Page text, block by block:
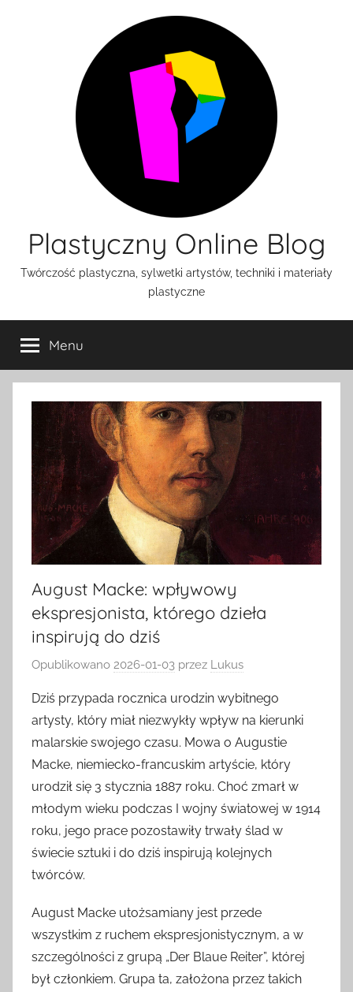
Plastyczny Online Blog
Twórczość plastyczna, sylwetki artystów, techniki i materiały
plastyczne
Menu
August Macke: wpływowy
ekspresjonista, którego dzieła
inspirują do dziś
Opublikowano 2026-01-03 przez Lukus
Dziś przypada rocznica urodzin wybitnego
artysty, który miał niezwykły wpływ na kierunki
malarskie swojego czasu. Mowa o Augustie
Macke, niemiecko-francuskim artyście, który
urodził się 3 stycznia 1887 roku. Choć zmarł w
młodym wieku podczas I wojny światowej w 1914
roku, jego prace pozostawiły trwały ślad w
świecie sztuki i do dziś inspirują kolejnych
twórców.
August Macke utożsamiany jest przede
wszystkim z ruchem ekspresjonistycznym, a w
szczególności z grupą „Der Blaue Reiter”, której
był członkiem. Grupa ta, założona przez takich